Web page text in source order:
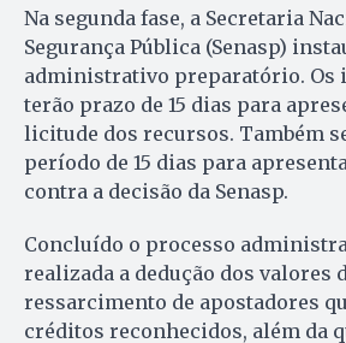
Na segunda fase, a Secretaria
Segurança Pública (Senasp)
administrativo preparatório. Os
terão prazo de 15 dias para
licitude dos recursos. Também
período de 15 dias para
contra a decisão da Senasp.
Concluído o processo
realizada a dedução dos valores
ressarcimento de apostadores
créditos reconhecidos, além da